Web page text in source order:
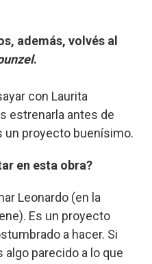
además, volvés al
.
con Laurita
estrenarla antes de
un proyecto buenísimo.
en esta obra?
Leonardo (en la
Es un proyecto
a hacer. Si
algo parecido a lo que